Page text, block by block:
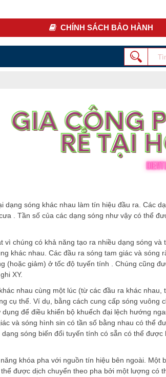
CHÍNH SÁCH BẢO HÀNH
sóng khác nhau làm tín hiệu đầu ra. Các
. Tần số của các dạng sóng như vậy có thể
chúng có khả năng tạo ra nhiều dạng sóng và
khác nhau. Các đầu ra sóng tam giác và sóng
giảm) ở tốc độ tuyến tính . Chúng cũng
XY.
nhau cùng một lúc (từ các đầu ra khác
cụ thể. Ví dụ, bằng cách cung cấp sóng vuông
để điều khiển bộ khuếch đại lệch hướng
và sóng hình sin có tần số bằng nhau có thể
sóng biến đổi tuyến tính có sẵn có thể được
khóa pha với nguồn tín hiệu bên ngoài. Một
được dịch chuyển theo pha bởi một lượng có